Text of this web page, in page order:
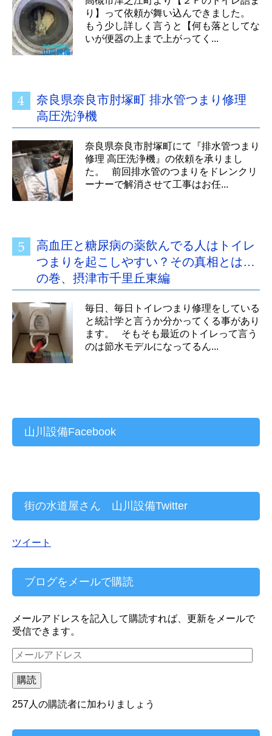
り】って依頼が舞い込んできました。
もう少し詳しく言うと【何も落としてな
いが便器の上まで上がってく...
奈良県奈良市肘塚町 排水管つまり修理
高圧洗浄機
奈良県奈良市肘塚町にて『排水管つまり
修理 高圧洗浄機』の依頼を承りまし
た。 前回排水管のつまりをドレンクリ
ーナーで解消させて工事はお任...
高血圧と糖尿病の薬飲んでる人はトイレ
つまりを起こしやすい？その真相とは…
の巻、摂津市千里丘東編
毎日、毎日トイレつまり修理をしている
と統計学と言うか分かってくる事があり
ます。 そもそも最近のトイレって言う
のは節水モデルになってるん...
山川設備Facebook
街の水道屋さん 山川設備Twitter
ツイート
ブログをメールで購読
メールアドレスを記入して購読すれば、更新をメールで
受信できます。
メ
ー
ル
ア
ド
ス
購読
257人の購読者に加わりましょう